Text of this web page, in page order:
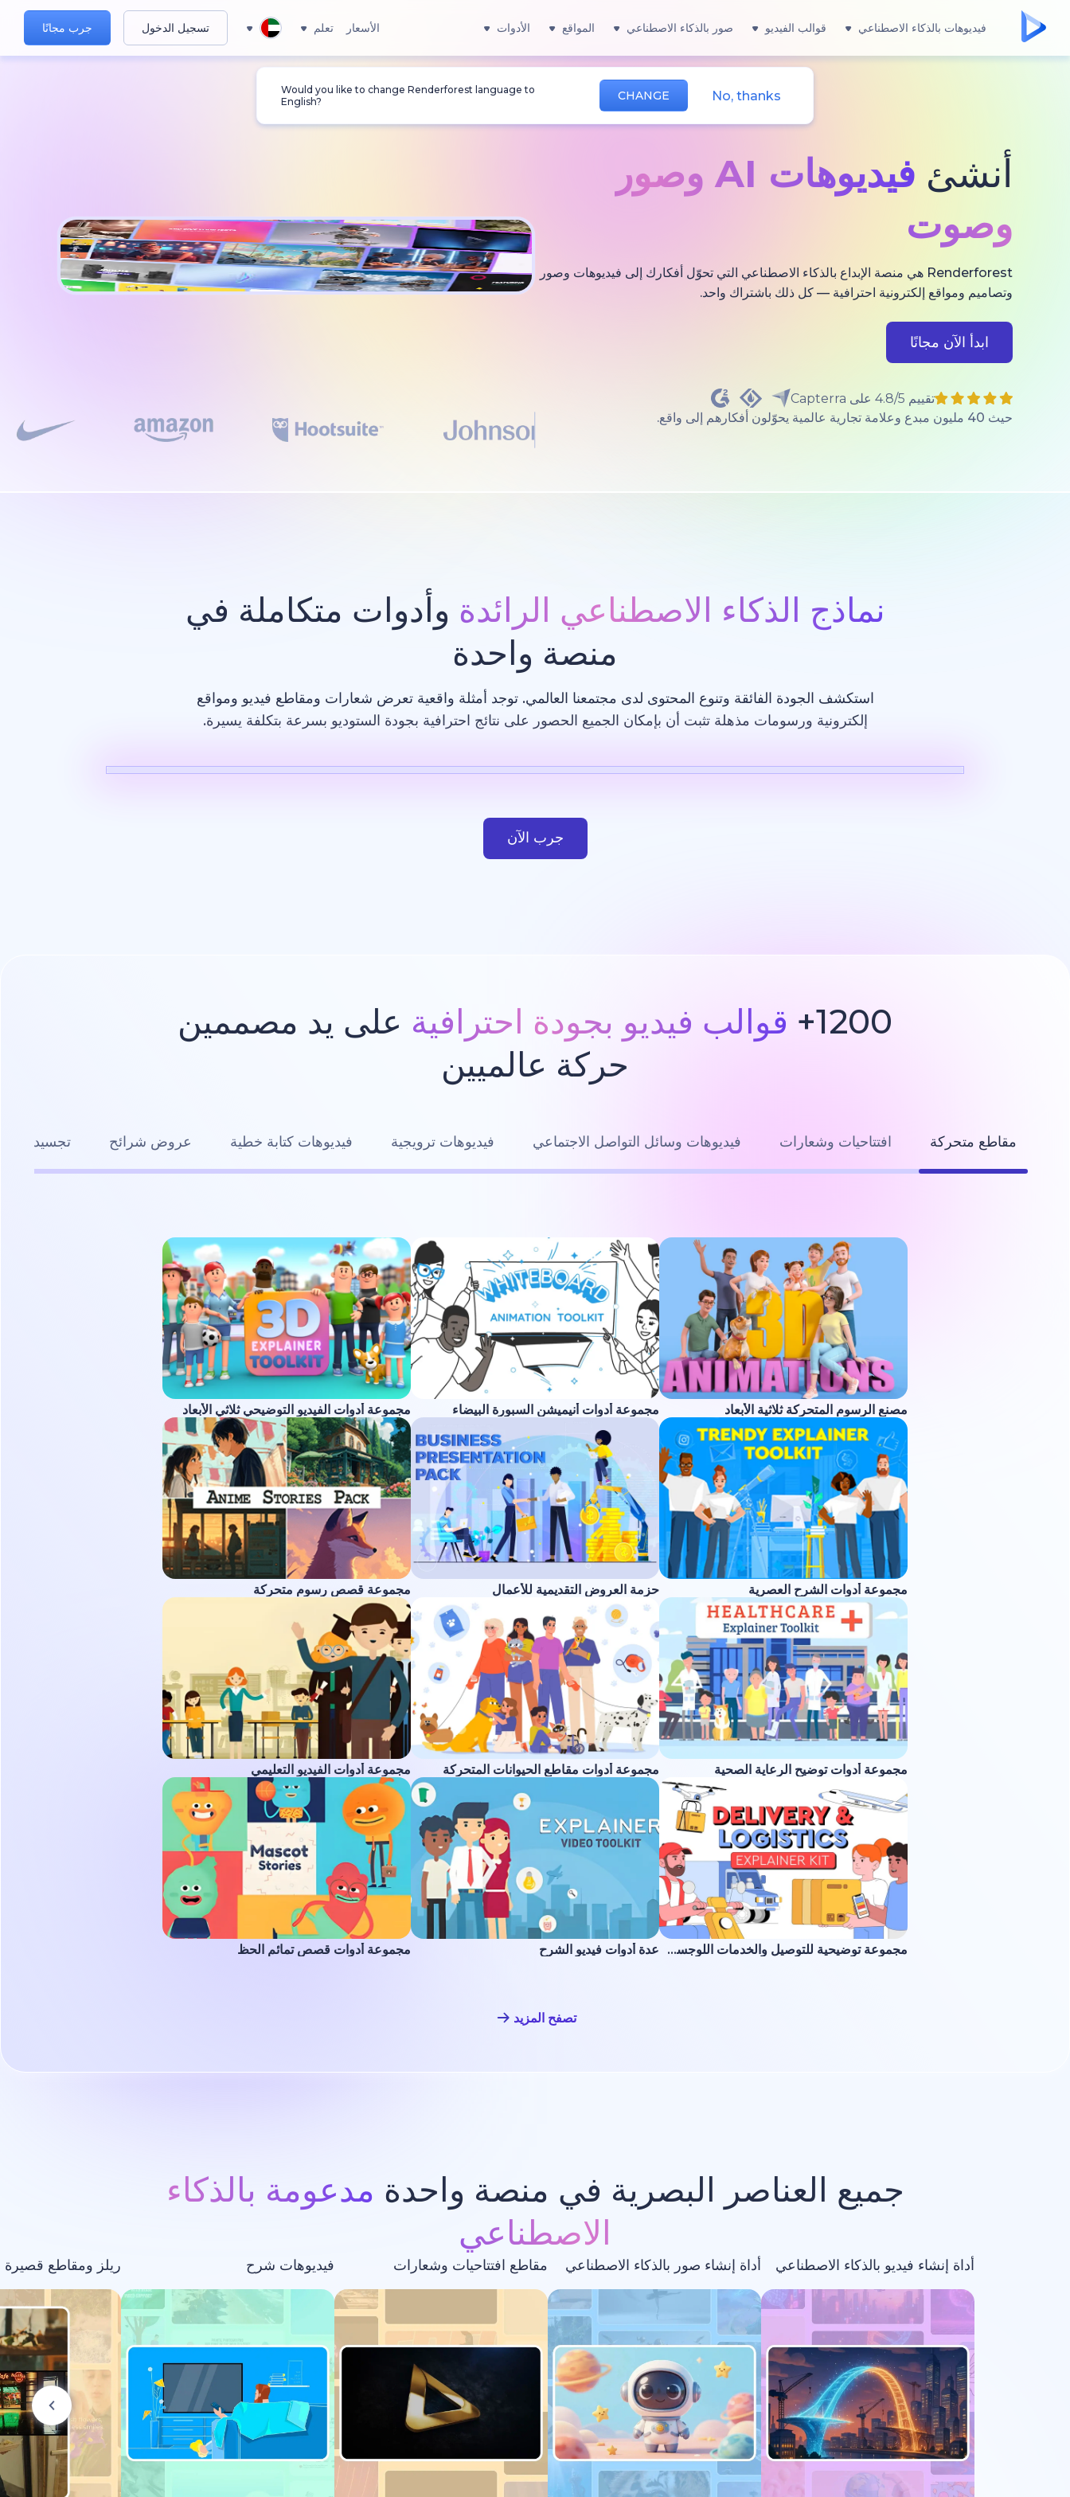
فيديوهات بالذكاء الاصطناعي قوالب الفيديو صور بالذكاء الاصطناعي المواقع الأدوات الأسعار تعلم تسجيل الدخول جرب مجانًا
Would you like to change Renderforest language to
English?
CHANGE No, thanks
أنشئ فيديوهات AI
وصور
وصوت
Renderforest هي منصة الإبداع بالذكاء الاصطناعي التي تحوّل أفكارك إلى فيديوهات وصور
وتصاميم ومواقع إلكترونية احترافية — كل ذلك باشتراك واحد.
ابدأ الآن مجانًا
تقييم 4.8/5 على Capterra
حيث 40 مليون مبدع وعلامة تجارية عالمية يحوّلون أفكارهم إلى واقع.
نماذج الذكاء الاصطناعي الرائدة وأدوات متكاملة في
منصة واحدة
استكشف الجودة الفائقة وتنوع المحتوى لدى مجتمعنا العالمي. توجد أمثلة واقعية تعرض شعارات ومقاطع فيديو ومواقع
إلكترونية ورسومات مذهلة تثبت أن بإمكان الجميع الحصور على نتائج احترافية بجودة الستوديو بسرعة بتكلفة يسيرة.
جرب الآن
1200+ قوالب فيديو بجودة احترافية على يد مصممين
حركة عالميين
مقاطع متحركة افتتاحيات وشعارات فيديوهات وسائل التواصل الاجتماعي فيديوهات ترويجية فيديوهات كتابة خطية عروض شرائح تجسيد
مصنع الرسوم المتحركة ثلاثية الأبعاد مجموعة أدوات أنيميشن السبورة البيضاء مجموعة أدوات الفيديو التوضيحي ثلاثي الأبعاد
مجموعة أدوات الشرح العصرية حزمة العروض التقديمية للأعمال مجموعة قصص رسوم متحركة
مجموعة أدوات توضيح الرعاية الصحية مجموعة أدوات مقاطع الحيوانات المتحركة مجموعة أدوات الفيديو التعليمي
مجموعة توضيحية للتوصيل والخدمات اللوجستية عدة أدوات فيديو الشرح مجموعة أدوات قصص تمائم الحظ
تصفح المزيد
جميع العناصر البصرية في منصة واحدة مدعومة بالذكاء
الاصطناعي
أداة إنشاء فيديو بالذكاء الاصطناعي أداة إنشاء صور بالذكاء الاصطناعي مقاطع افتتاحيات وشعارات فيديوهات شرح ريلز ومقاطع قصيرة